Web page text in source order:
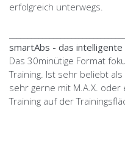
erfolgreich unterwegs.
smartAbs - das intelligente
Das 30minütige Format
Training. Ist sehr beliebt
sehr gerne mit M.A.X.
Training auf der